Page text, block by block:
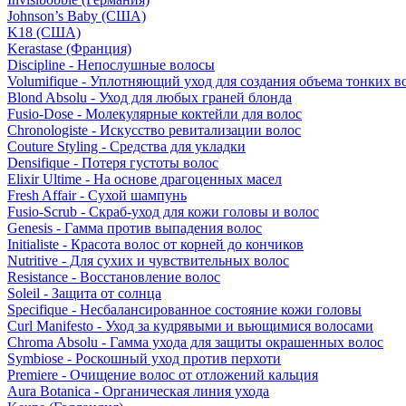
Johnson’s Baby (США)
K18 (США)
Kerastase (Франция)
Discipline - Непослушные волосы
Volumifique - Уплотняющий уход для создания объема тонких
Blond Absolu - Уход для любых граней блонда
Fusio-Dose - Молекулярные коктейли для волос
Chronologiste - Искусство ревитализации волос
Couture Styling - Средства для укладки
Densifique - Потеря густоты волос
Elixir Ultime - На основе драгоценных масел
Fresh Affair - Сухой шампунь
Fusio-Scrub - Скраб-уход для кожи головы и волос
Genesis - Гамма против выпадения волос
Initialiste - Красота волос от корней до кончиков
Nutritive - Для сухих и чувствительных волос
Resistance - Восстановление волос
Soleil - Защита от солнца
Specifique - Несбалансированное состояние кожи головы
Curl Manifesto - Уход за кудрявыми и вьющимися волосами
Chroma Absolu - Гамма ухода для защиты окрашенных волос
Symbiose - Роскошный уход против перхоти
Premiere - Очищение волос от отложений кальция
Aura Botanica - Органическая линия ухода